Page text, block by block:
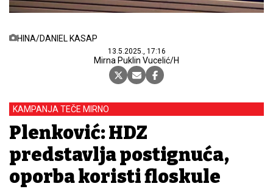
HINA/DANIEL KASAP
13.5.2025., 17:16
Mirna Puklin Vucelić/H
KAMPANJA TEČE MIRNO
Plenković: HDZ
predstavlja postignuća,
oporba koristi floskule